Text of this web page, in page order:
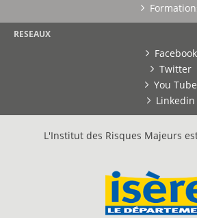
RESEAUX
Facebook
Twitter
You Tube
Linkedin
L'Institut des Risques Majeurs